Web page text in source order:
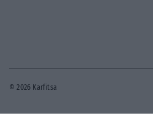
© 2026 Karfitsa